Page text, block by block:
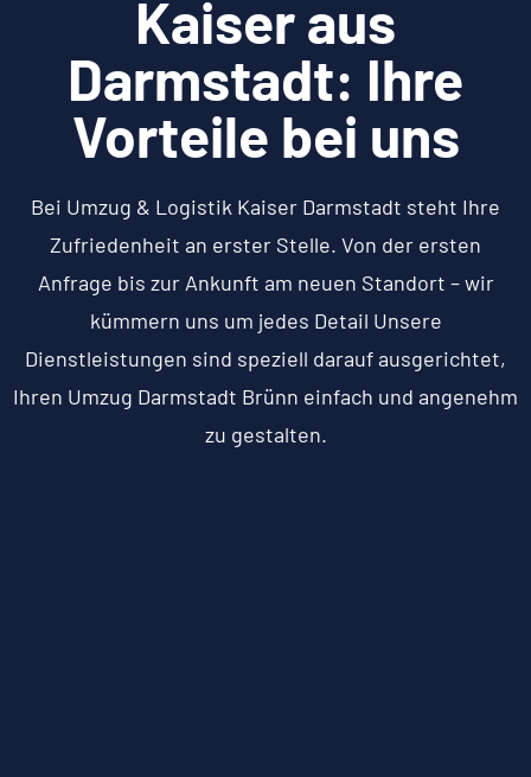
Kaiser aus
Darmstadt: Ihre
Vorteile bei uns
Bei Umzug & Logistik Kaiser Darmstadt steht Ihre
Zufriedenheit an erster Stelle. Von der ersten
Anfrage bis zur Ankunft am neuen Standort – wir
kümmern uns um jedes Detail Unsere
Dienstleistungen sind speziell darauf ausgerichtet,
Ihren Umzug Darmstadt Brünn einfach und angenehm
zu gestalten.